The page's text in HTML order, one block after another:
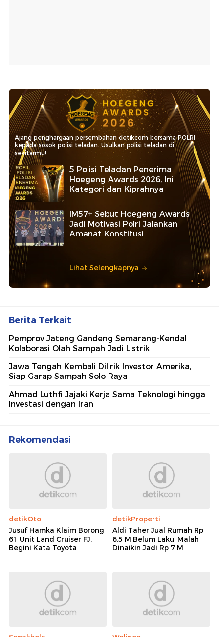
Ajang penghargaan persembahan detikcom bersama POLRI
kepada sosok polisi teladan. Usulkan polisi teladan di
sekitarmu!
5 Polisi Teladan Penerima
Hoegeng Awards 2026, Ini
Kategori dan Kiprahnya
IM57+ Sebut Hoegeng Awards
Jadi Motivasi Polri Jalankan
Amanat Konstitusi
Lihat Selengkapnya
Berita Terkait
Pemprov Jateng Gandeng Semarang-Kendal
Kolaborasi Olah Sampah Jadi Listrik
Jawa Tengah Kembali Dilirik Investor Amerika,
Siap Garap Sampah Solo Raya
Ahmad Luthfi Jajaki Kerja Sama Teknologi hingga
Investasi dengan Iran
Rekomendasi
detikOto
Jusuf Hamka Klaim Borong
61 Unit Land Cruiser FJ,
Begini Kata Toyota
detikProperti
Aldi Taher Jual Rumah Rp
6,5 M Belum Laku, Malah
Dinaikin Jadi Rp 7 M